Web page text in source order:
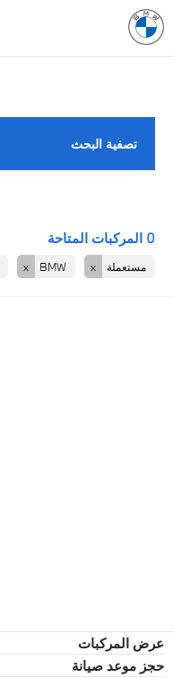
تصفية البحث
0 المركبات المتاحة
مستعملة BMW
عرض المركبات
حجز موعد صيانة